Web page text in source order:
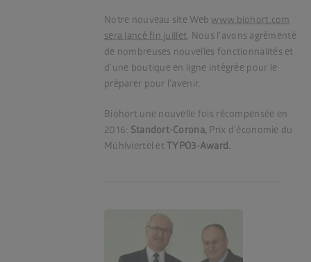
Notre nouveau site Web www.biohort.com
sera lancé fin juillet. Nous l’avons agrémenté
de nombreuses nouvelles fonctionnalités et
d’une boutique en ligne intégrée pour le
préparer pour l’avenir.
Biohort une nouvelle fois récompensée en
2016: Standort-Corona, Prix d’économie du
Mühlviertel et TYPO3-Award.